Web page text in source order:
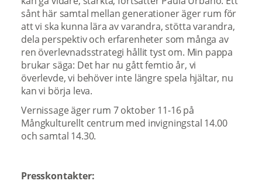
sånt här samtal mellan generationer äger rum för
att vi ska kunna lära av varandra, stötta varandra,
dela perspektiv och erfarenheter som många av
ren överlevnadsstrategi hållit tyst om. Min pappa
brukar säga: Det har nu gått femtio år, vi
överlevde, vi behöver inte längre spela hjältar, nu
kan vi börja leva.
Vernissage äger rum 7 oktober 11-16 på
Mångkulturellt centrum med invigningstal 14.00
och samtal 14.30.
Presskontakter: